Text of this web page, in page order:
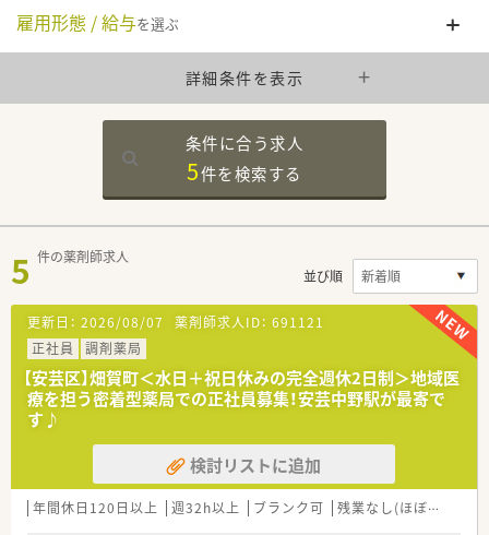
雇用形態 / 給与を選ぶ
詳細条件を表示
条件に合う求人
5件を検索する
5 件の薬剤師求人
並び順
更新日： 2026/08/07 薬剤師求人ID： 691121
正社員
調剤薬局
【安芸区】畑賀町＜水日＋祝日休みの完全週休2日制＞地域医
療を担う密着型薬局での正社員募集！安芸中野駅が最寄で
す♪
検討リストに追加
年間休日120日以上 週32h以上 ブランク可 残業なし(ほぼなし含む)